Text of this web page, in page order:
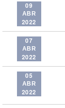
09
ABR
2022
07
ABR
2022
05
ABR
2022